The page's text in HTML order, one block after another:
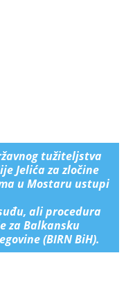
tužiteljstva
Jelića za zločine
u Mostaru ustupi
ali procedura
za Balkansku
(BIRN BiH).